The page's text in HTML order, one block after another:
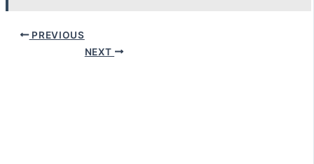
Post PREVIOUS
NEXT